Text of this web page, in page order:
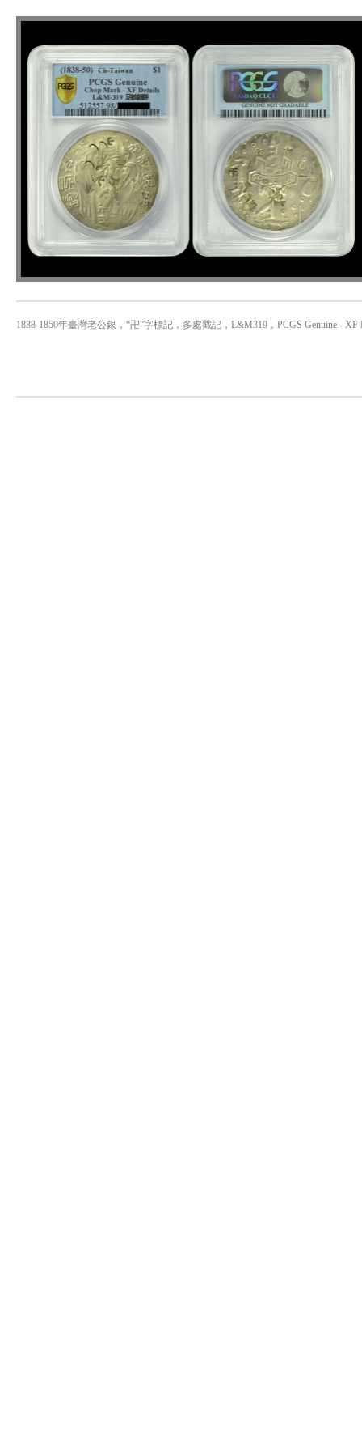
1838-1850年臺灣老公銀，“卍”字標記，多處戳記，L&M319，PCGS Genuine - XF